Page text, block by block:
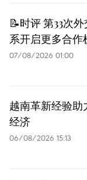
📝时评 第33次
系开启更多合作
07/08/2026 01:00
越南革新经验
经济
06/08/2026 15:13